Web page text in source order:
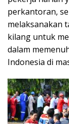
perkantoran,
melaksanakan
kilang untuk
dalam
Indonesia di